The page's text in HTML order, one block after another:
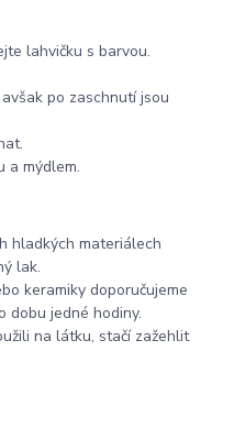
lahvičku s barvou.
po zaschnutí jsou
a mýdlem.
hladkých materiálech
lak.
keramiky doporučujeme
dobu jedné hodiny.
na látku, stačí zažehlit